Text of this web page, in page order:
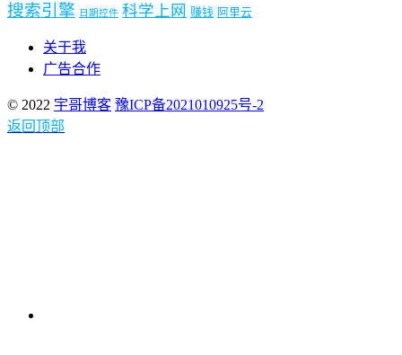
搜索引擎 日期控件 科学上网 赚钱 阿里云
关于我
广告合作
© 2022 宇哥博客 豫ICP备2021010925号-2
返回顶部